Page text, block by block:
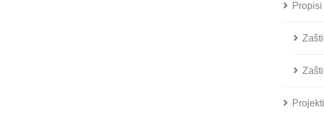
Propisi
Projekti